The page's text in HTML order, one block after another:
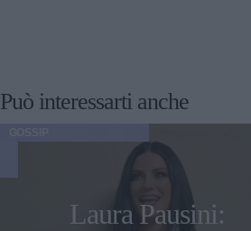
Può interessarti anche
Laura Pausini: